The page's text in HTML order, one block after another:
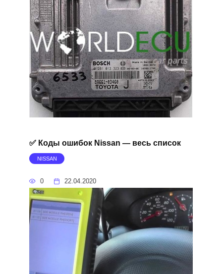
✅ Коды ошибок Nissan — весь список
NISSAN
0 22.04.2020